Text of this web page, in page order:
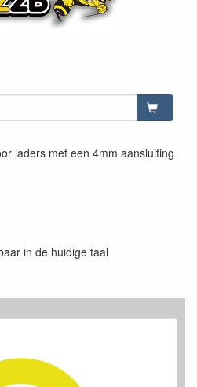
laders met een 4mm aansluiting
in de huidige taal